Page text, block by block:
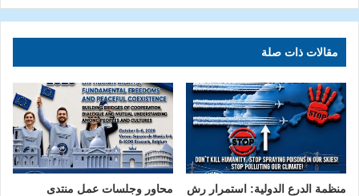
مقالات ذات صلة
منظمة الدرع الدولية: استمرار رش
محاور وجلسات عمل منتدى